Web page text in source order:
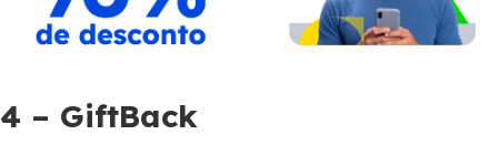
4 – GiftBack